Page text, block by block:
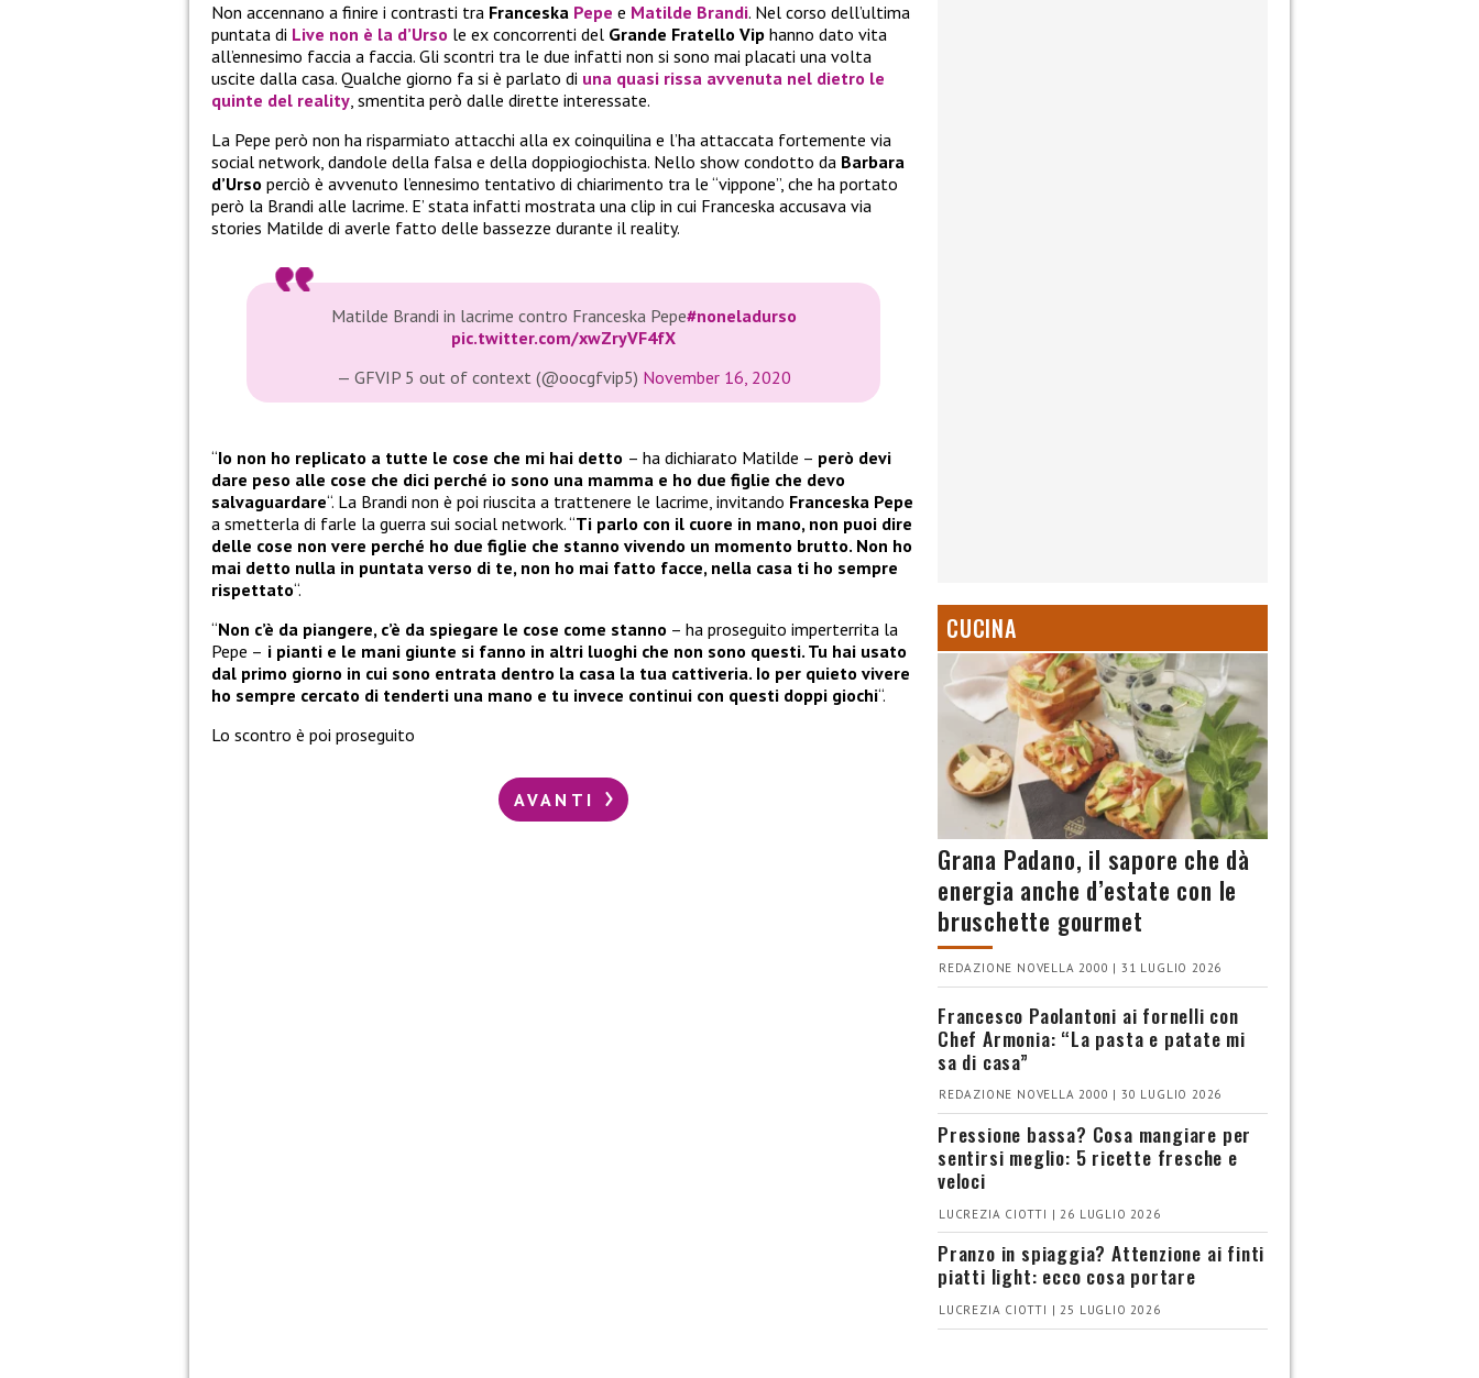
Non accennano a finire i contrasti tra Franceska Pepe e Matilde Brandi. Nel corso dell’ultima
puntata di Live non è la d’Urso le ex concorrenti del Grande Fratello Vip hanno dato vita
all’ennesimo faccia a faccia. Gli scontri tra le due infatti non si sono mai placati una volta
uscite dalla casa. Qualche giorno fa si è parlato di una quasi rissa avvenuta nel dietro le
quinte del reality, smentita però dalle dirette interessate.
La Pepe però non ha risparmiato attacchi alla ex coinquilina e l’ha attaccata fortemente via
social network, dandole della falsa e della doppiogiochista. Nello show condotto da Barbara
d’Urso perciò è avvenuto l’ennesimo tentativo di chiarimento tra le “vippone”, che ha portato
però la Brandi alle lacrime. E’ stata infatti mostrata una clip in cui Franceska accusava via
stories Matilde di averle fatto delle bassezze durante il reality.
Matilde Brandi in lacrime contro Franceska Pepe#noneladurso
pic.twitter.com/xwZryVF4fX
— GFVIP 5 out of context (@oocgfvip5) November 16, 2020
“Io non ho replicato a tutte le cose che mi hai detto – ha dichiarato Matilde – però devi
dare peso alle cose che dici perché io sono una mamma e ho due figlie che devo
salvaguardare“. La Brandi non è poi riuscita a trattenere le lacrime, invitando Franceska Pepe
a smetterla di farle la guerra sui social network. “Ti parlo con il cuore in mano, non puoi dire
delle cose non vere perché ho due figlie che stanno vivendo un momento brutto. Non ho
mai detto nulla in puntata verso di te, non ho mai fatto facce, nella casa ti ho sempre
rispettato“.
“Non c’è da piangere, c’è da spiegare le cose come stanno – ha proseguito imperterrita la
Pepe – i pianti e le mani giunte si fanno in altri luoghi che non sono questi. Tu hai usato
dal primo giorno in cui sono entrata dentro la casa la tua cattiveria. Io per quieto vivere
ho sempre cercato di tenderti una mano e tu invece continui con questi doppi giochi“.
Lo scontro è poi proseguito
AVANTI
CUCINA
Grana Padano, il sapore che dà
energia anche d’estate con le
bruschette gourmet
REDAZIONE NOVELLA 2000 | 31 LUGLIO 2026
Francesco Paolantoni ai fornelli con
Chef Armonia: “La pasta e patate mi
sa di casa”
REDAZIONE NOVELLA 2000 | 30 LUGLIO 2026
Pressione bassa? Cosa mangiare per
sentirsi meglio: 5 ricette fresche e
veloci
LUCREZIA CIOTTI | 26 LUGLIO 2026
Pranzo in spiaggia? Attenzione ai finti
piatti light: ecco cosa portare
LUCREZIA CIOTTI | 25 LUGLIO 2026